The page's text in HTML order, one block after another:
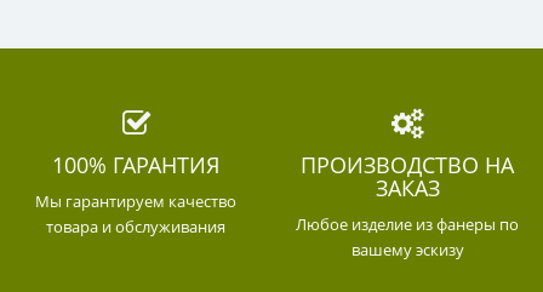
100% ГАРАНТИЯ
Мы гарантируем качество
товара и обслуживания
ПРОИЗВОДСТВО НА
ЗАКАЗ
Любое изделие из фанеры по
вашему эскизу